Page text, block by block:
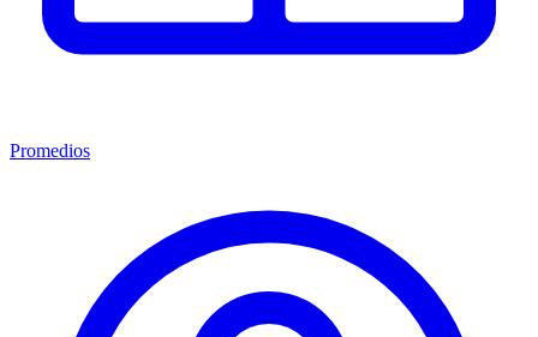
Promedios